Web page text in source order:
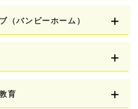
（バンビーホーム）
育